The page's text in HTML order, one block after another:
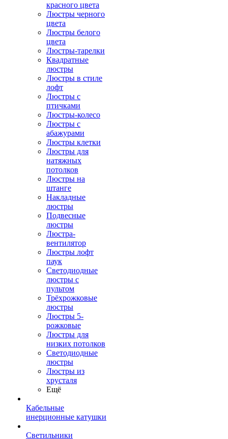
красного цвета
Люстры черного
цвета
Люстры белого
цвета
Люстры-тарелки
Квадратные
люстры
Люстры в стиле
лофт
Люстры с
птичками
Люстры-колесо
Люстры с
абажурами
Люстры клетки
Люстры для
натяжных
потолков
Люстры на
штанге
Накладные
люстры
Подвесные
люстры
Люстра-
вентилятор
Люстры лофт
паук
Светодиодные
люстры с
пультом
Трёхрожковые
люстры
Люстры 5-
рожковые
Люстры для
низких потолков
Cветодиодные
люстры
Люстры из
хрусталя
Ещё
Кабельные
инерционные катушки
Светильники